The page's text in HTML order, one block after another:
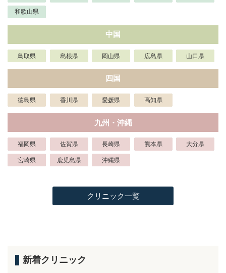
和歌山県
中国
鳥取県 島根県 岡山県 広島県 山口県
四国
徳島県 香川県 愛媛県 高知県
九州・沖縄
福岡県 佐賀県 長崎県 熊本県 大分県
宮崎県 鹿児島県 沖縄県
クリニック一覧
新着クリニック